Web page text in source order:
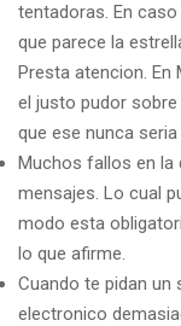
tentadoras. En
que parece la
Presta atencion.
el justo pudor
que ese nunca
Muchos fallos en la
mensajes. Lo cual
modo esta
lo que afirme.
Cuando te pidan un
electronico